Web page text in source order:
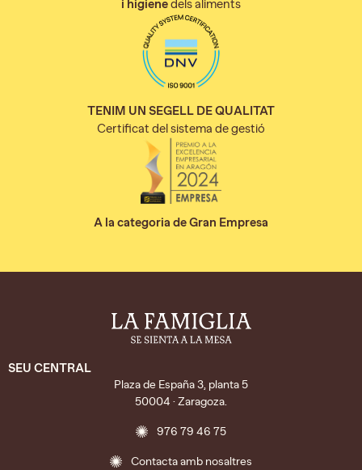
i higienedels aliments
TENIM UN SEGELL DE QUALITAT
Certificat del sistema de gestió
A la categoria de Gran Empresa
SEU CENTRAL
Plaza de España 3, planta 5
50004 · Zaragoza.
976 79 46 75
Contacta amb nosaltres